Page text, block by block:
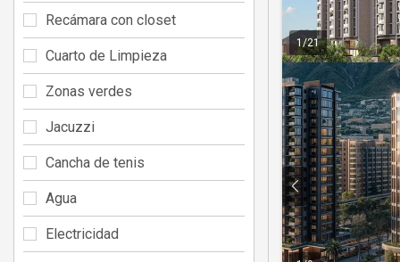
1/21
Recámara con closet
Cuarto de Limpieza
Zonas verdes
Jacuzzi
Cancha de tenis
Agua
Electricidad